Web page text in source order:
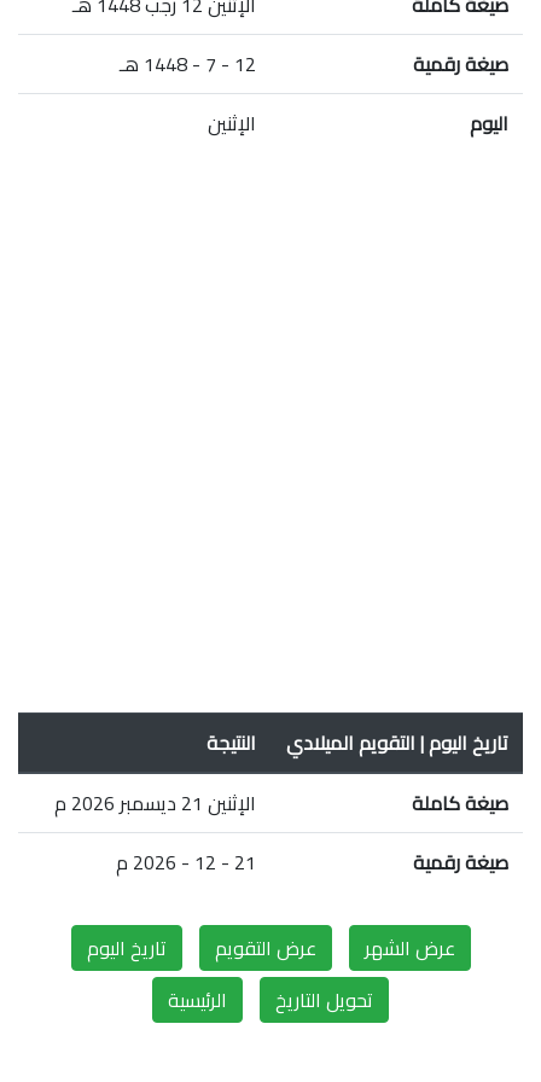
صيغة رقمية
12 - 7 - 1448 هـ
اليوم
الإثنين
تاريخ اليوم | التقويم الميلادي
النتيجة
صيغة كاملة
الإثنين 21 ديسمبر 2026 م
صيغة رقمية
21 - 12 - 2026 م
عرض الشهر عرض التقويم
تاريخ اليوم
تحويل التاريخ
الرئيسية